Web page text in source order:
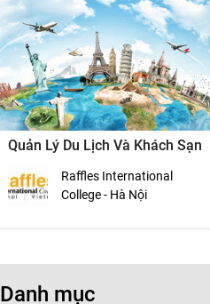
Quản Lý Du Lịch Và Khách Sạn
Raffles International
College - Hà Nội
Danh mục